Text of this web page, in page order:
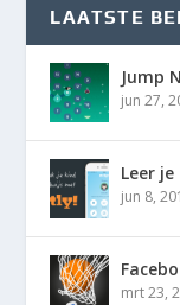
LAATSTE
Jump
jun 27,
Leer
jun 8,
mrt 23,